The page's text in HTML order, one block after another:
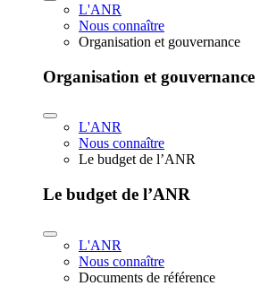
L'ANR
Nous connaître
Organisation et gouvernance
Organisation et gouvernance
L'ANR
Nous connaître
Le budget de l’ANR
Le budget de l’ANR
L'ANR
Nous connaître
Documents de référence